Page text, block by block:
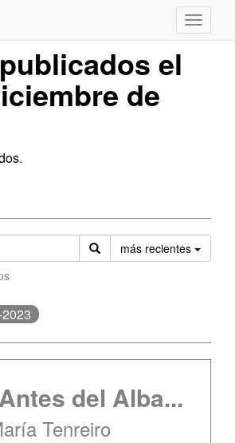
el
de
más recientes
del Alba...
Tenreiro